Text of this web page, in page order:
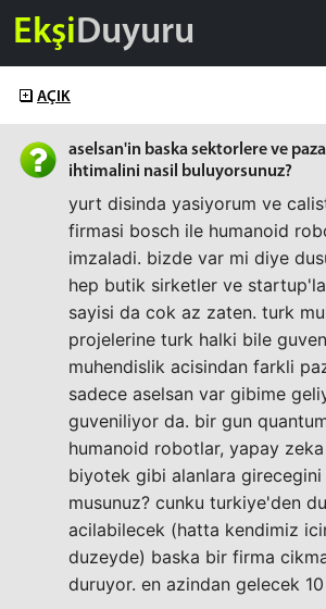
EkşiDuyuru
AÇIK
aselsan'in baska sektorlere ve
ihtimalini nasil buluyorsunuz?
yurt disinda yasiyorum ve
firmasi bosch ile humanoid
imzaladi. bizde var mi diye
hep butik sirketler ve
sayisi da cok az zaten. turk
projelerine turk halki bile
muhendislik acisindan farkli
sadece aselsan var gibime
guveniliyor da. bir gun
humanoid robotlar, yapay
biyotek gibi alanlara girecegini
musunuz? cunku turkiye'den
acilabilecek (hatta kendimiz
duzeyde) baska bir firma
duruyor. en azindan gelecek